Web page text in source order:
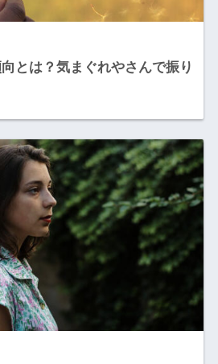
とは？気まぐれやさんで振り